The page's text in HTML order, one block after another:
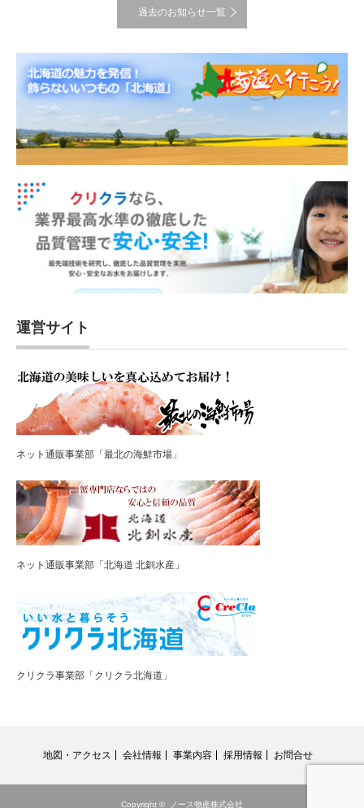
過去のお知らせ一覧
運営サイト
ネット通販事業部「最北の海鮮市場」
ネット通販事業部「北海道 北釧水産」
クリクラ事業部「クリクラ北海道」
地図・アクセス 会社情報 事業内容 採用情報 お問合せ
Copyright © ノース物産株式会社